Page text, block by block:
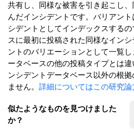
共有し、同様な被害を引き起こし
んだインシデントです。バリアン
シデントとしてインデックスする
スに最初に投稿された同様なイン
ントのバリエーションとして一覧
ータベースの他の投稿タイプとは
ンシデントデータベース以外の根
ません。 詳細についてはこの研究
似たようなものを見つけました
か？